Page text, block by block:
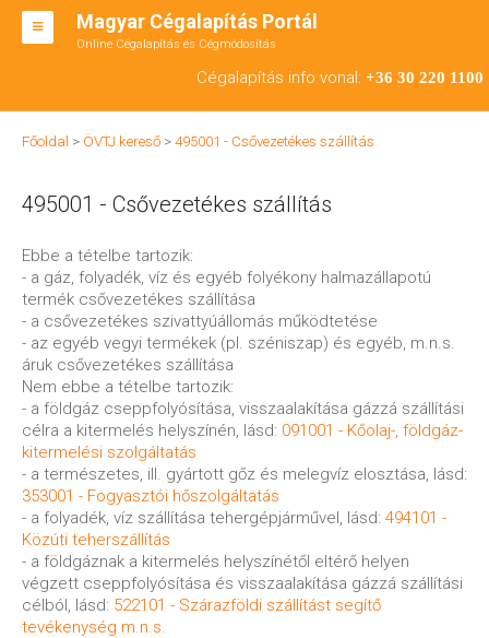
Magyar Cégalapítás Portál
Online Cégalapítás és Cégmódosítás
Cégalapítás info vonal: +36 30 220 1100
BT ALAPÍTÁS
CÉGMÓDOSÍTÁS
ÁTALAKULÁS
TEÁOR SZÁMOK '08
ENGEDÉLYKÖTELES
KAPCSOLAT
IRODÁK
Főoldal > ÖVTJ kereső > 495001 - Csővezetékes szállítás
495001 - Csővezetékes szállítás
Ebbe a tételbe tartozik:
- a gáz, folyadék, víz és egyéb folyékony halmazállapotú
termék csővezetékes szállítása
- a csővezetékes szivattyúállomás működtetése
- az egyéb vegyi termékek (pl. széniszap) és egyéb, m.n.s.
áruk csővezetékes szállítása
Nem ebbe a tételbe tartozik:
- a földgáz cseppfolyósítása, visszaalakítása gázzá szállítási
célra a kitermelés helyszínén, lásd: 091001 - Kőolaj-, földgáz-
kitermelési szolgáltatás
- a természetes, ill. gyártott gőz és melegvíz elosztása, lásd:
353001 - Fogyasztói hőszolgáltatás
- a folyadék, víz szállítása tehergépjárművel, lásd: 494101 -
Közúti teherszállítás
- a földgáznak a kitermelés helyszínétől eltérő helyen
végzett cseppfolyósítása és visszaalakítása gázzá szállítási
célból, lásd: 522101 - Szárazföldi szállítást segítő
tevékenység m.n.s.